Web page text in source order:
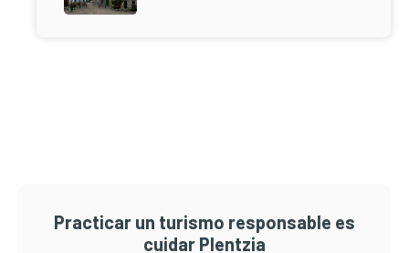
Practicar un turismo responsable es
cuidar Plentzia